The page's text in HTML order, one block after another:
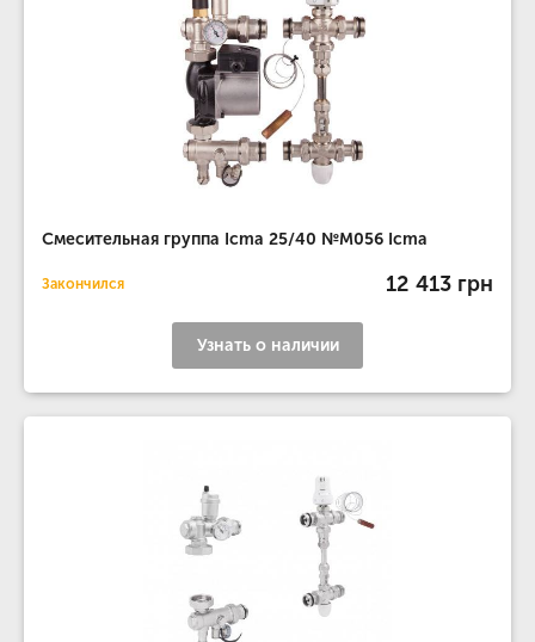
Смесительная группа Icma 25/40 №M056 Icma
Закончился 12 413 грн
Узнать о наличии